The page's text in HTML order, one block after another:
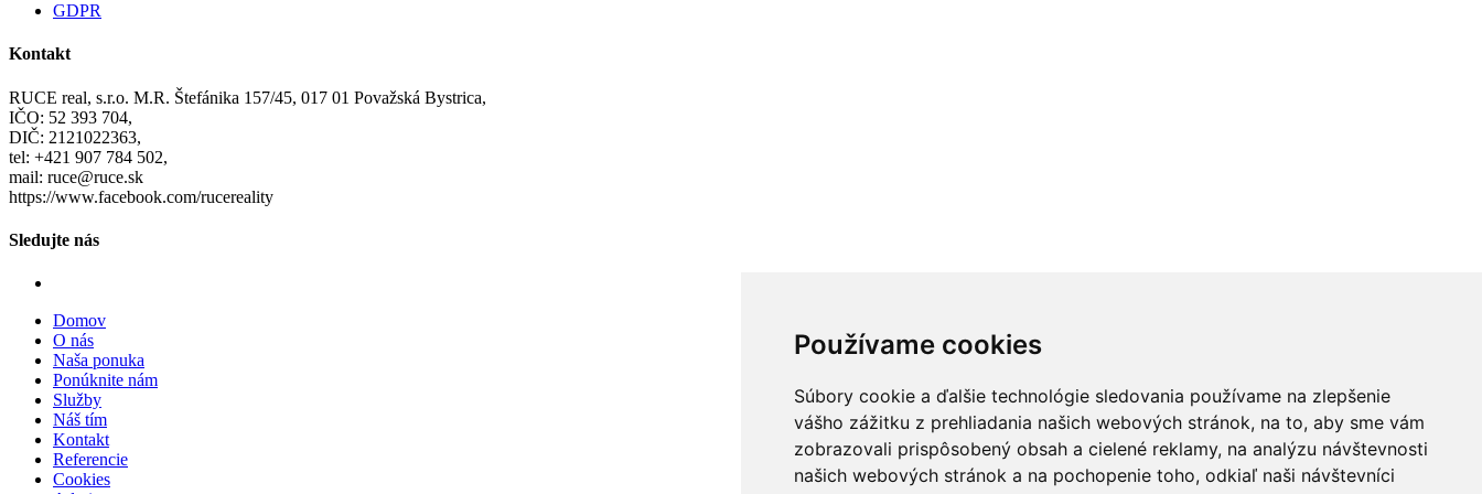
Používame cookies
Súbory cookie a ďalšie technológie sledovania používame na zlepšenie
vášho zážitku z prehliadania našich webových stránok, na to, aby sme vám
zobrazovali prispôsobený obsah a cielené reklamy, na analýzu návštevnosti
našich webových stránok a na pochopenie toho, odkiaľ naši návštevníci
GDPR
Kontakt
RUCE real, s.r.o. M.R. Štefánika 157/45, 017 01 Považská Bystrica,
IČO: 52 393 704,
DIČ: 2121022363,
tel: +421 907 784 502,
mail: ruce@ruce.sk
https://www.facebook.com/rucereality
Sledujte nás
Domov
O nás
Naša ponuka
Ponúknite nám
Služby
Náš tím
Kontakt
Referencie
Cookies